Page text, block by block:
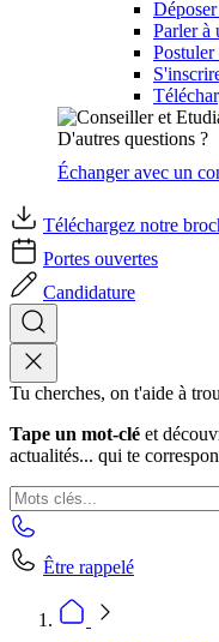
Parler à
D'autres questions ?
Échanger avec un
Téléchargez notre
Portes ouvertes
Candidature
Tu cherches, on t'aide à
Tape un mot-clé et
actualités... qui te
Être rappelé